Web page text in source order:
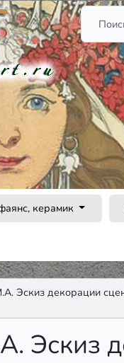
керамик
Эскиз декорации
Эскиз